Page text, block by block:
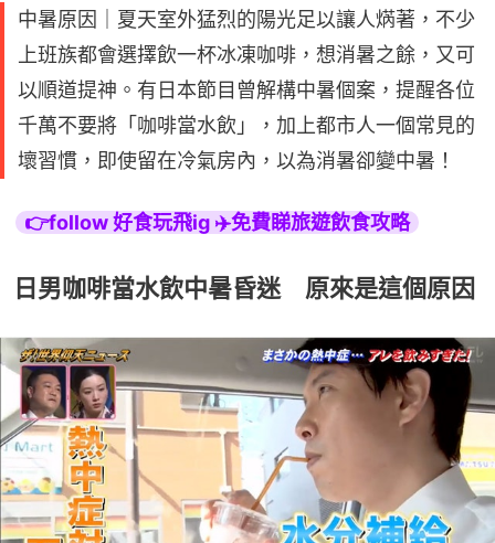
中暑原因｜夏天室外猛烈的陽光足以讓人焫著，不少
上班族都會選擇飲一杯冰凍咖啡，想消暑之餘，又可
以順道提神。有日本節目曾解構中暑個案，提醒各位
千萬不要將「咖啡當水飲」，加上都市人一個常見的
壞習慣，即使留在冷氣房內，以為消暑卻變中暑！
👉follow 好食玩飛ig ✈️免費睇旅遊飲食攻略
日男咖啡當水飲中暑昏迷 原來是這個原因